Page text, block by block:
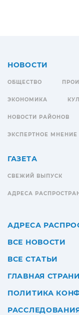
НОВОСТИ
ОБЩЕСТВО
ЭКОНОМИКА
НОВОСТИ РАЙОНОВ
ЭКСПЕРТНОЕ МНЕНИЕ
ГАЗЕТА
СВЕЖИЙ ВЫПУСК
АДРЕСА
АДРЕСА
ВСЕ НОВОСТИ
ВСЕ СТАТЬИ
ГЛАВНАЯ
ПОЛИТИКА